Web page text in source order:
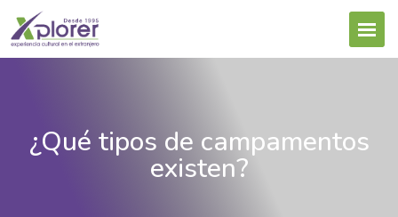
¿Qué tipos de campamentos
existen?